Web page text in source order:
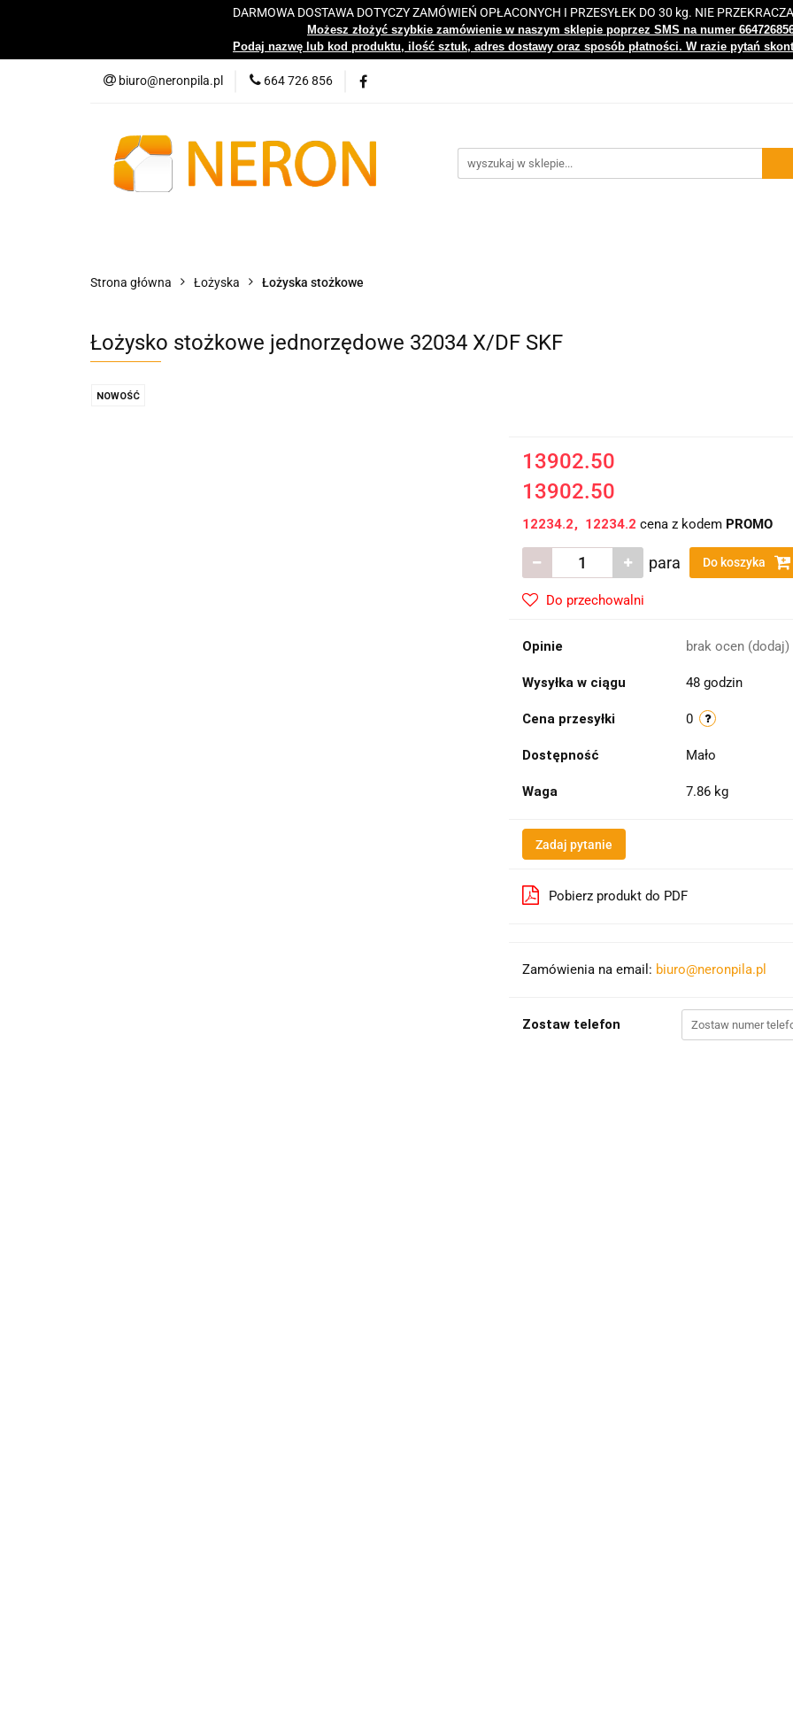
DARMOWA DOSTAWA DOTYCZY ZAMÓWIEŃ OPŁACONYCH I PRZESYŁEK DO 30 kg. NIE
Możesz złożyć szybkie zamówienie w naszym sklepie poprzez SMS na numer
Podaj nazwę lub kod produktu, ilość sztuk, adres dostawy oraz sposób płatności. W razie pytań
biuro@neronpila.pl 664 726 856
Katalogi Nowości Bestsellery Kontakt Centrum
Strona główna Łożyska Łożyska stożkowe
Łożysko stożkowe jednorzędowe 32034 X/DF SKF
NOWOŚĆ
13902.50
13902.50
12234.2 12234.2 cena z kodem PROMO
para Do koszyka
Do przechowalni
Opinie brak ocen (dodaj)
Wysyłka w ciągu 48 godzin
Cena przesyłki 0
Dostępność Mało
Waga 7.86 kg
Zadaj pytanie
Pobierz produkt do PDF
Zamówienia na email: biuro@neronpila.pl
Zostaw telefon